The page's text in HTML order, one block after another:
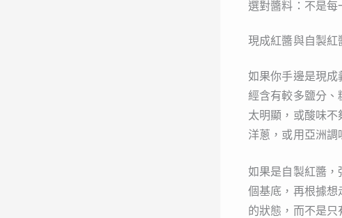
選對醬料：不是每
現成紅醬與自製紅
如果你手邊是現成
經含有較多鹽分、
太明顯，或酸味
洋蔥，或用亞洲調
如果是自製紅醬，
個基底，再根據想
的狀態，而不是只